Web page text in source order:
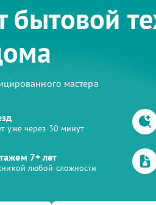
бытовой
мастера
уже через 30 минут
7+ лет
любой сложности